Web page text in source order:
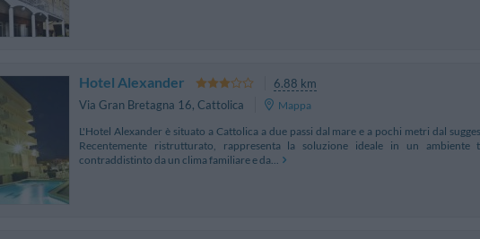
Hotel Alexander
6.88 km
Via Gran Bretagna 16, Cattolica
Mappa
L'Hotel Alexander è situato a Cattolica a due passi dal mare e a pochi metri dal
Recentemente ristrutturato, rappresenta la soluzione ideale in un ambiente
contraddistinto da un clima familiare e da...